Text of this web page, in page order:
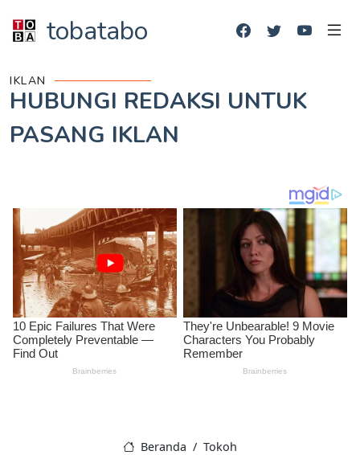
tobatabo
IKLAN
HUBUNGI REDAKSI UNTUK
PASANG IKLAN
Beranda
Tokoh